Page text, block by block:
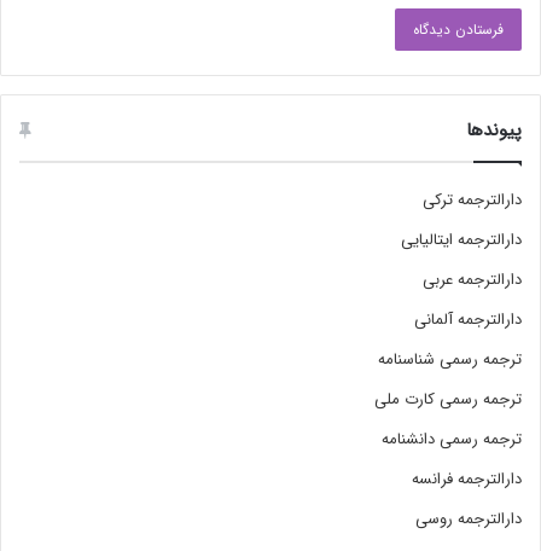
پیوندها
دارالترجمه ترکی
دارالترجمه ایتالیایی
دارالترجمه عربی
دارالترجمه آلمانی
ترجمه رسمی شناسنامه
ترجمه رسمی کارت ملی
ترجمه رسمی دانشنامه
دارالترجمه فرانسه
دارالترجمه روسی